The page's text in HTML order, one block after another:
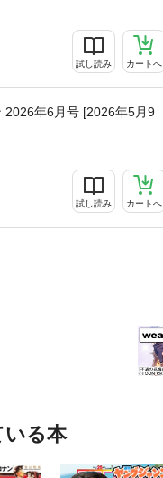
試し読み カートへ
2026年6月号 [2026年5月9
試し読み カートへ
る本